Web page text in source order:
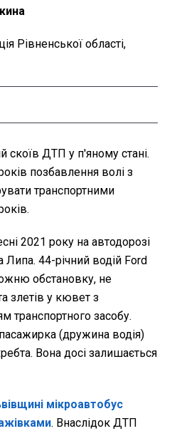
Рівненської області,
скоїв ДТП у п'яному стані.
позбавлення волі з
транспортними
2021 року на автодорозі
44-річний водій Ford
обстановку, не
злетів у кювет з
транспортного засобу.
(дружина водія)
Вона досі залишається
мікроавтобус
. Внаслідок ДТП